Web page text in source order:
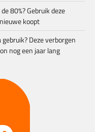
80%? Gebruik deze
koopt
Deze verborgen
nog een jaar lang